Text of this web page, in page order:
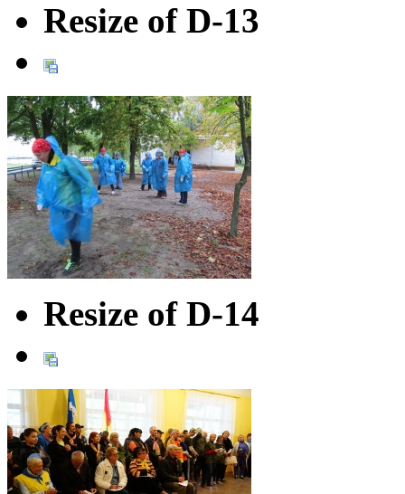
Resize of D-13
Resize of D-14